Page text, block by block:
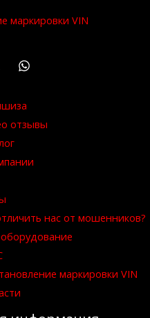
маркировки VIN
отзывы
нас от мошенников?
маркировки VIN